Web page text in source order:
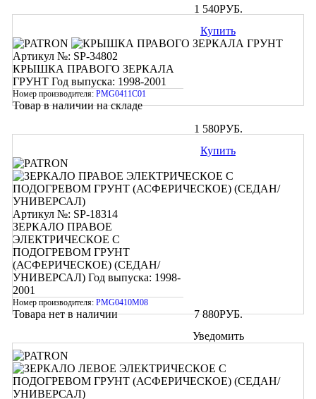
1 540РУБ.
Купить
Артикул №: SP-34802
КРЫШКА ПРАВОГО ЗЕРКАЛА
ГРУНТ Год выпуска: 1998-2001
Номер производителя: PMG0411C01
Товар в наличии на складе
1 580РУБ.
Купить
Артикул №: SP-18314
ЗЕРКАЛО ПРАВОЕ
ЭЛЕКТРИЧЕСКОЕ С
ПОДОГРЕВОМ ГРУНТ
(АСФЕРИЧЕСКОЕ) (СЕДАН/
УНИВЕРСАЛ) Год выпуска: 1998-
2001
Номер производителя: PMG0410M08
Товара нет в наличии 7 880РУБ.
Уведомить